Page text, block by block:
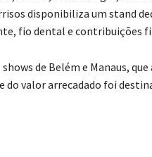
disponibiliza um stand
fio dental e contribuições
de Belém e Manaus,
valor arrecadado foi